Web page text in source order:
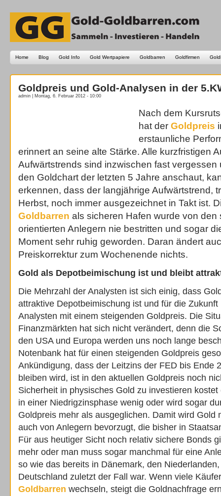
Home Blog Gold Info Gold Wertpapiere Goldbarren Goldfirmen
Goldpreis und Gold-Analysen in der
admin | Montag, 6. Februar 2012 - 10:00
Nach dem
hat der Goldpreis
erstaunliche
erinnert an seine alte Stärke. Alle kurzfristigen
Aufwärtstrends sind inzwischen fast vergessen
den Goldchart der letzten 5 Jahre anschaut,
erkennen, dass der langjährige Aufwärtstrend,
Herbst, noch immer ausgezeichnet in Takt ist.
Goldbarren als sicheren Hafen wurde von den
orientierten Anlegern nie bestritten und sogar
Moment sehr ruhig geworden. Daran ändert
Preiskorrektur zum Wochenende nichts.
Gold als Depotbeimischung ist und bleibt
Die Mehrzahl der Analysten ist sich einig, dass
attraktive Depotbeimischung ist und für die
Analysten mit einem steigenden Goldpreis. Die
Finanzmärkten hat sich nicht verändert, denn die
den USA und Europa werden uns noch lange
Notenbank hat für einen steigenden Goldpreis
Ankündigung, dass der Leitzins der FED bis Ende
bleiben wird, ist in den aktuellen Goldpreis noch
Sicherheit in physisches Gold zu investieren
in einer Niedrigzinsphase wenig oder wird sogar
Goldpreis mehr als ausgeglichen. Damit wird Gold
auch von Anlegern bevorzugt, die bisher in
Für aus heutiger Sicht noch relativ sichere Bonds
mehr oder man muss sogar manchmal für eine
so wie das bereits in Dänemark, den
Deutschland zuletzt der Fall war. Wenn viele
Goldbarren wechseln, steigt die Goldnachfrage